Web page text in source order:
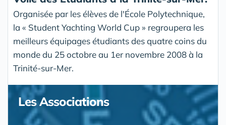
Organisée par les élèves de l'École Polytechnique,
la « Student Yachting World Cup » regroupera les
meilleurs équipages étudiants des quatre coins du
monde du 25 octobre au 1er novembre 2008 à la
Trinité-sur-Mer.
Les Associations